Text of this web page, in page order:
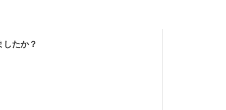
たか？